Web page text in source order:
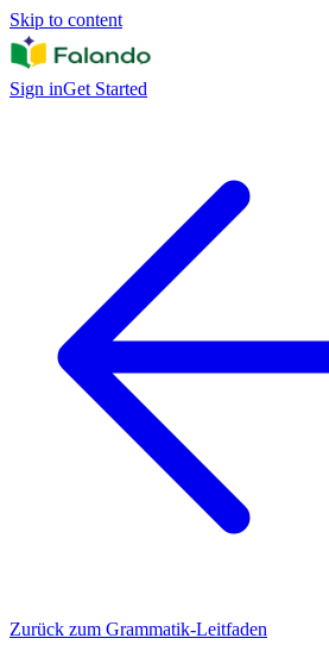
Skip to content
Sign inGet Started
Zurück zum Grammatik-Leitfaden